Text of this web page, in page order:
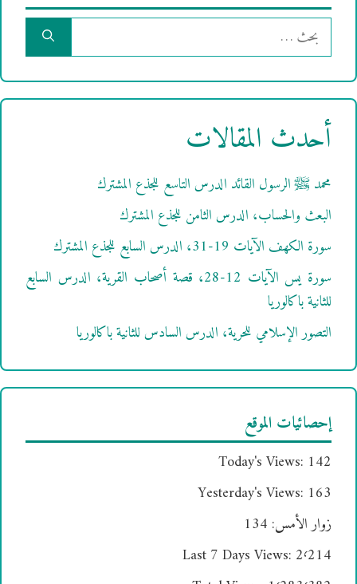
البحث
عن:
أحدث المقالات
محمد ﷺ الرسول القائد الدرس التاسع للجذع المشترك
البعث والحساب، الدرس الثامن للجذع المشترك
سورة الكهف الآيات 19-31، الدرس السابع للجذع المشترك
سورة يس الآيات 12-28، قصة أصحاب القرية، الدرس السابع
للثانية باكالوريا
التصور الإسلامي للحرية، الدرس السادس للثانية باكالوريا
إحصائيات الموقع
Today's Views: 142
Yesterday's Views: 163
زوار الأمس: 134
Last 7 Days Views: 2٬214